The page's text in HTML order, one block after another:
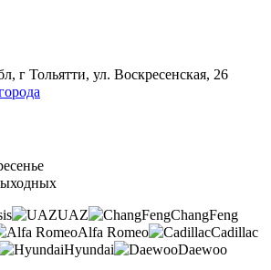
г Тольятти, ул. Воскресенская, 26
UAZ
ChangFeng
Alfa Romeo
Cadillac
Hyundai Daewoo